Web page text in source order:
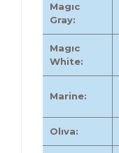
Magıc
Gray:
Magıc
White:
Marine:
Olıva: